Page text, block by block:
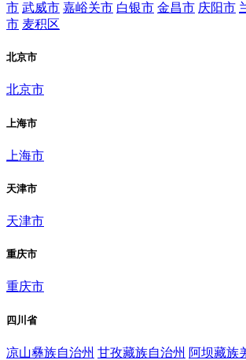
市 武威市 嘉峪关市 白银市 金昌市 庆阳市
市 麦积区
北京市
北京市
上海市
上海市
天津市
天津市
重庆市
重庆市
四川省
凉山彝族自治州 甘孜藏族自治州 阿坝藏族